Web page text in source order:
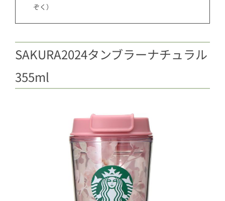
ぞく）
SAKURA2024タンブラーナチュラル
355ml